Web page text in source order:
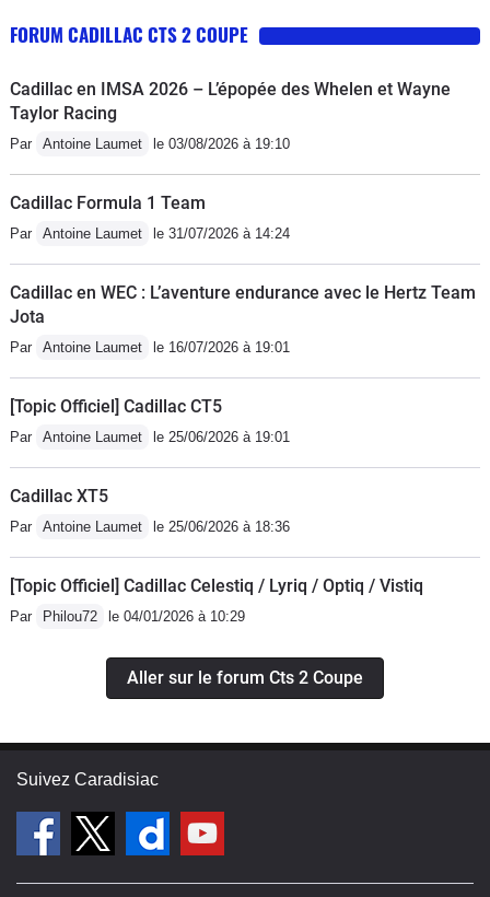
FORUM CADILLAC CTS 2 COUPE
Cadillac en IMSA 2026 – L’épopée des Whelen et Wayne
Taylor Racing
Par Antoine Laumet le 03/08/2026 à 19:10
Cadillac Formula 1 Team
Par Antoine Laumet le 31/07/2026 à 14:24
Cadillac en WEC : L’aventure endurance avec le Hertz Team
Jota
Par Antoine Laumet le 16/07/2026 à 19:01
[Topic Officiel] Cadillac CT5
Par Antoine Laumet le 25/06/2026 à 19:01
Cadillac XT5
Par Antoine Laumet le 25/06/2026 à 18:36
[Topic Officiel] Cadillac Celestiq / Lyriq / Optiq / Vistiq
Par Philou72 le 04/01/2026 à 10:29
Aller sur le forum Cts 2 Coupe
Suivez Caradisiac